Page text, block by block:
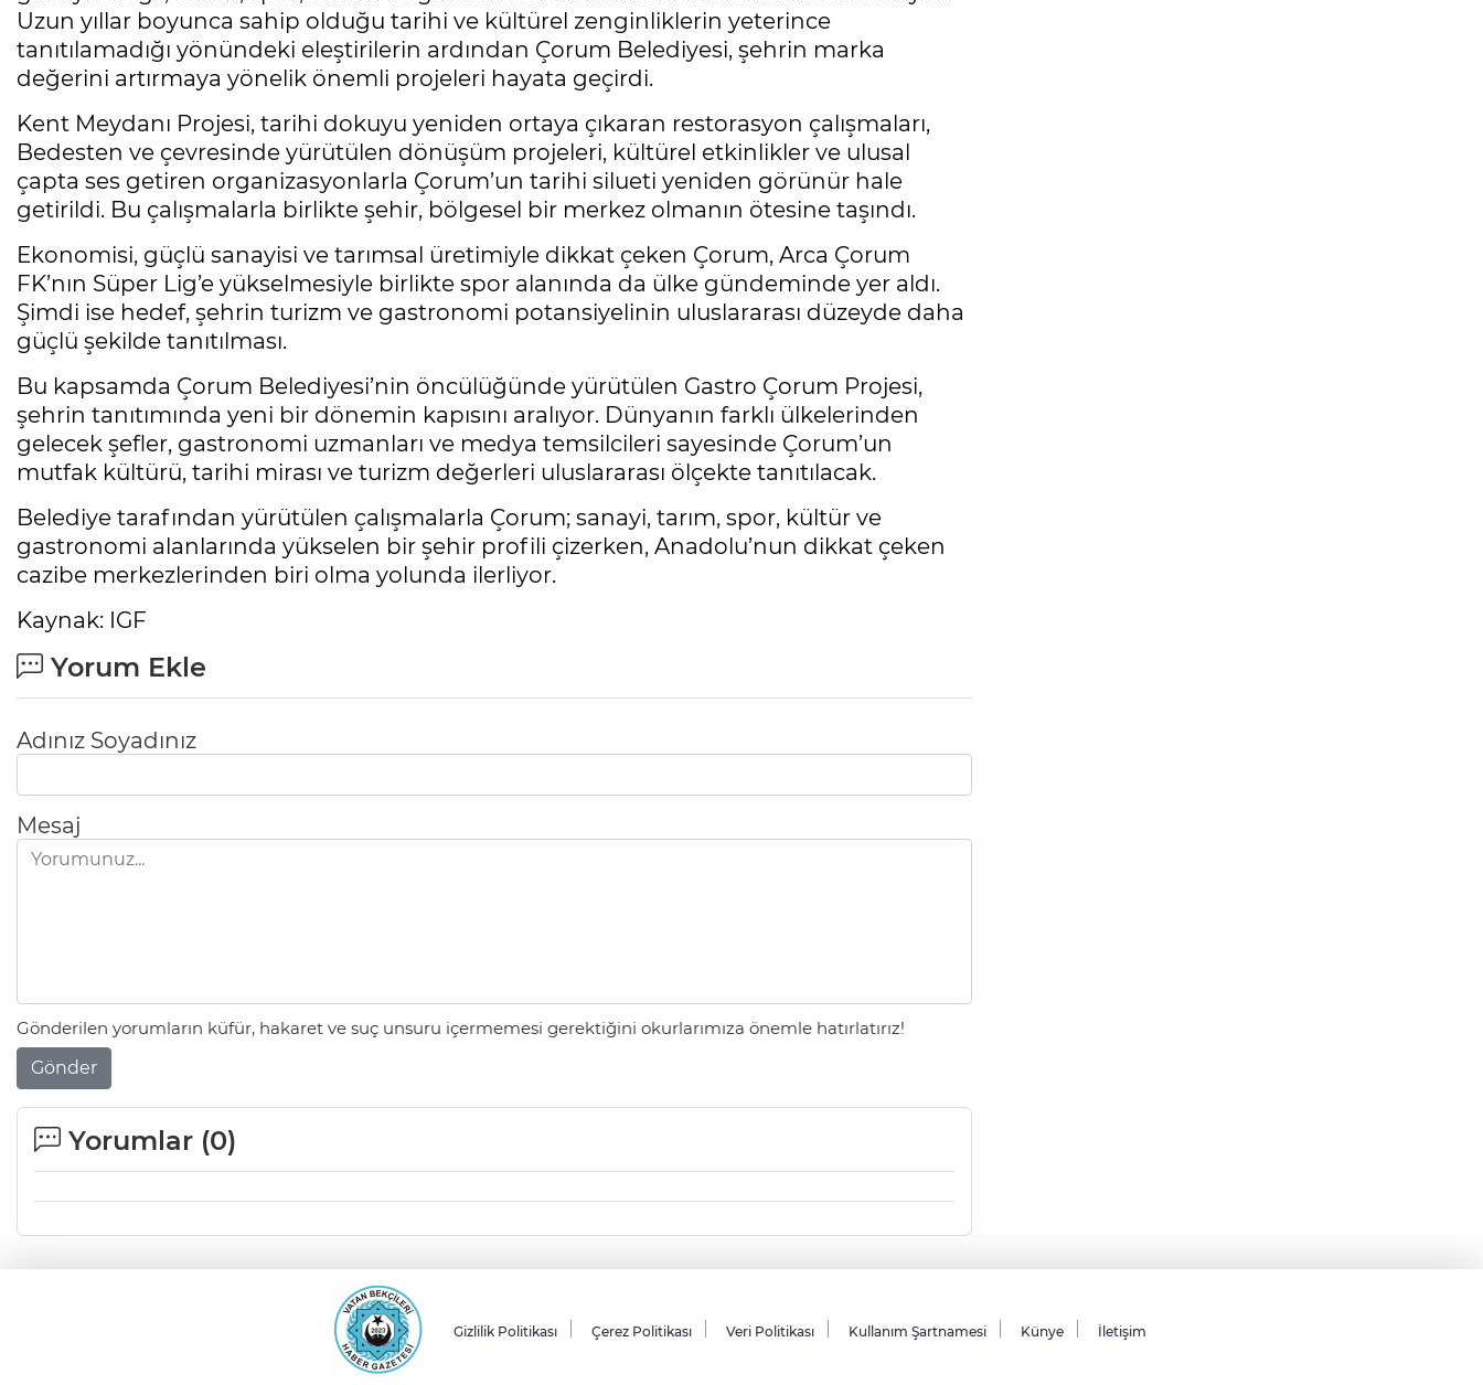
Uzun yıllar boyunca sahip olduğu tarihi ve kültürel zenginliklerin yeterince
tanıtılamadığı yönündeki eleştirilerin ardından Çorum Belediyesi, şehrin marka
değerini artırmaya yönelik önemli projeleri hayata geçirdi.
Kent Meydanı Projesi, tarihi dokuyu yeniden ortaya çıkaran restorasyon çalışmaları,
Bedesten ve çevresinde yürütülen dönüşüm projeleri, kültürel etkinlikler ve ulusal
çapta ses getiren organizasyonlarla Çorum’un tarihi silueti yeniden görünür hale
getirildi. Bu çalışmalarla birlikte şehir, bölgesel bir merkez olmanın ötesine taşındı.
Ekonomisi, güçlü sanayisi ve tarımsal üretimiyle dikkat çeken Çorum, Arca Çorum
FK’nın Süper Lig’e yükselmesiyle birlikte spor alanında da ülke gündeminde yer aldı.
Şimdi ise hedef, şehrin turizm ve gastronomi potansiyelinin uluslararası düzeyde daha
güçlü şekilde tanıtılması.
Bu kapsamda Çorum Belediyesi’nin öncülüğünde yürütülen Gastro Çorum Projesi,
şehrin tanıtımında yeni bir dönemin kapısını aralıyor. Dünyanın farklı ülkelerinden
gelecek şefler, gastronomi uzmanları ve medya temsilcileri sayesinde Çorum’un
mutfak kültürü, tarihi mirası ve turizm değerleri uluslararası ölçekte tanıtılacak.
Belediye tarafından yürütülen çalışmalarla Çorum; sanayi, tarım, spor, kültür ve
gastronomi alanlarında yükselen bir şehir profili çizerken, Anadolu’nun dikkat çeken
cazibe merkezlerinden biri olma yolunda ilerliyor.
Kaynak: IGF
Yorum Ekle
Adınız Soyadınız
Mesaj
Gönderilen yorumların küfür, hakaret ve suç unsuru içermemesi gerektiğini okurlarımıza önemle hatırlatırız!
Gönder
Yorumlar (0)
Gizlilik Politikası Çerez Politikası Veri Politikası Kullanım Şartnamesi Künye İletişim